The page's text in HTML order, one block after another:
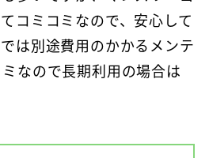
コミコミなので、安心して
は別途費用のかかるメンテ
なので長期利用の場合は